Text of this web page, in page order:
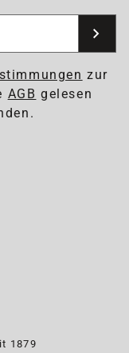
zur
AGB gelesen
1879